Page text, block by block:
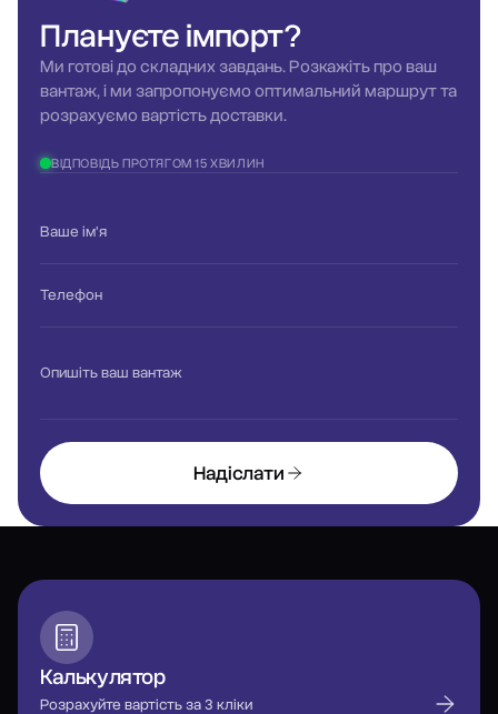
Плануєтеімпорт?
Ми готові до складних завдань. Розкажіть про ваш
вантаж, і ми запропонуємо оптимальний маршрут та
розрахуємо вартість доставки.
ВІДПОВІДЬ ПРОТЯГОМ 15 ХВИЛИН
Ваше ім'я
Телефон
Опишіть ваш вантаж
Надіслати
Калькулятор
Розрахуйте вартість за 3 кліки